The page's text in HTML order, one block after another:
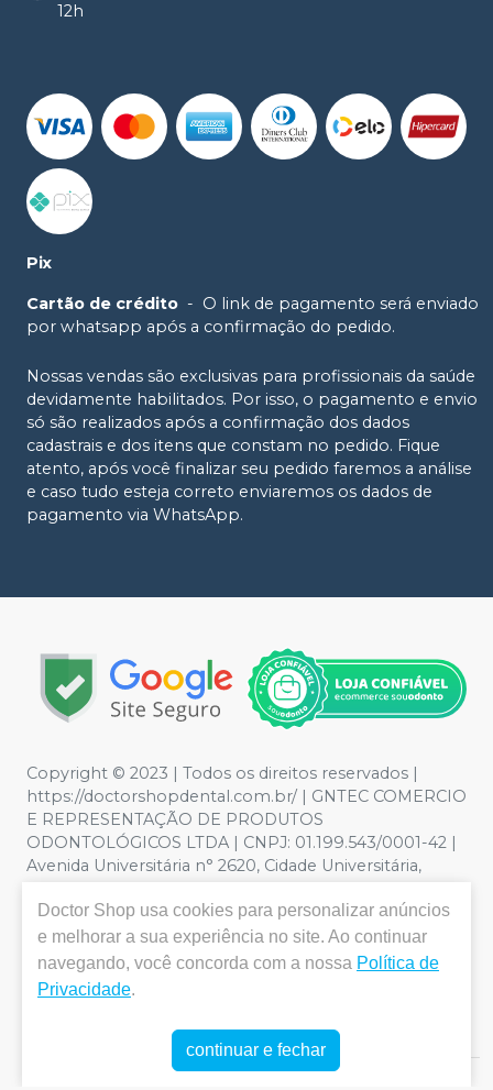
12h
Pix
Cartão de crédito - O link de pagamento será enviado
por whatsapp após a confirmação do pedido.
Nossas vendas são exclusivas para profissionais da saúde
devidamente habilitados. Por isso, o pagamento e envio
só são realizados após a confirmação dos dados
cadastrais e dos itens que constam no pedido. Fique
atento, após você finalizar seu pedido faremos a análise
e caso tudo esteja correto enviaremos os dados de
pagamento via WhatsApp.
Copyright © 2023 | Todos os direitos reservados |
https://doctorshopdental.com.br/ | GNTEC COMERCIO
E REPRESENTAÇÃO DE PRODUTOS
ODONTOLÓGICOS LTDA | CNPJ: 01.199.543/0001-42 |
Avenida Universitária n° 2620, Cidade Universitária,
Fotos meramente ilustrativas - Os preços e condições
da loja virtual estão sujeitos a alterações. Em caso de
divergência de preços no site, o valor válido é o do
Carrinho de Compra. Não vendemos por atacado, por
isso nos reservamos o direito de não atender compras
de grandes volumes pelo site.
Doctor Shop usa cookies para personalizar anúncios
e melhorar a sua experiência no site. Ao continuar
navegando, você concorda com a nossa Política de
Privacidade.
continuar e fechar